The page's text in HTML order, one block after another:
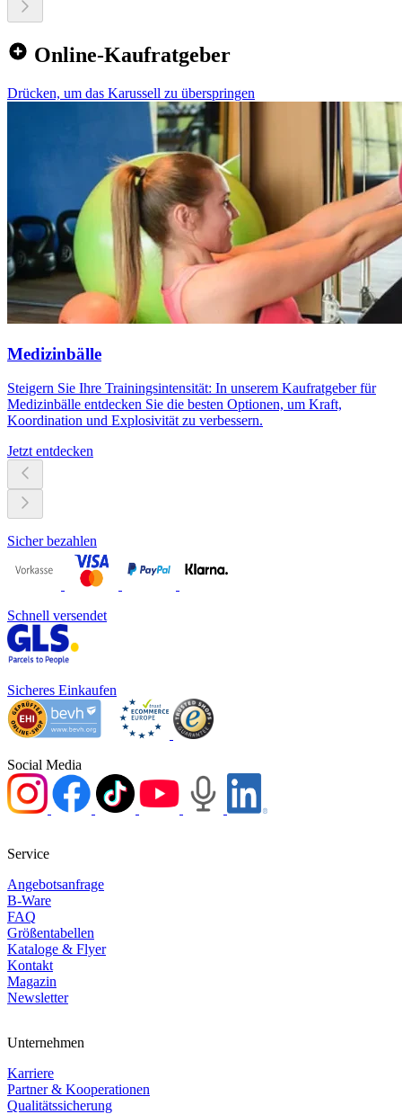
Online-Kaufratgeber
Drücken, um das Karussell zu überspringen
Medizinbälle
Steigern Sie Ihre Trainingsintensität: In unserem Kaufratgeber für
Medizinbälle entdecken Sie die besten Optionen, um Kraft,
Koordination und Explosivität zu verbessern.
Jetzt entdecken
Sicher bezahlen
Schnell versendet
Sicheres Einkaufen
Social Media
Service
Angebotsanfrage
B-Ware
FAQ
Größentabellen
Kataloge & Flyer
Kontakt
Magazin
Newsletter
Unternehmen
Karriere
Partner & Kooperationen
Qualitätssicherung